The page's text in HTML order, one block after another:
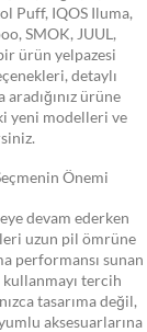
Puff, IQOS Iluma,
SMOK, JUUL,
ürün yelpazesi
detaylı
aradığınız ürüne
yeni modelleri ve
Önemi
devam ederken
uzun pil ömrüne
performansı sunan
tercih
tasarıma değil,
aksesuarlarına